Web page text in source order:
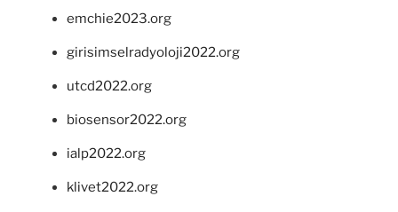
emchie2023.org
girisimselradyoloji2022.org
utcd2022.org
biosensor2022.org
ialp2022.org
klivet2022.org